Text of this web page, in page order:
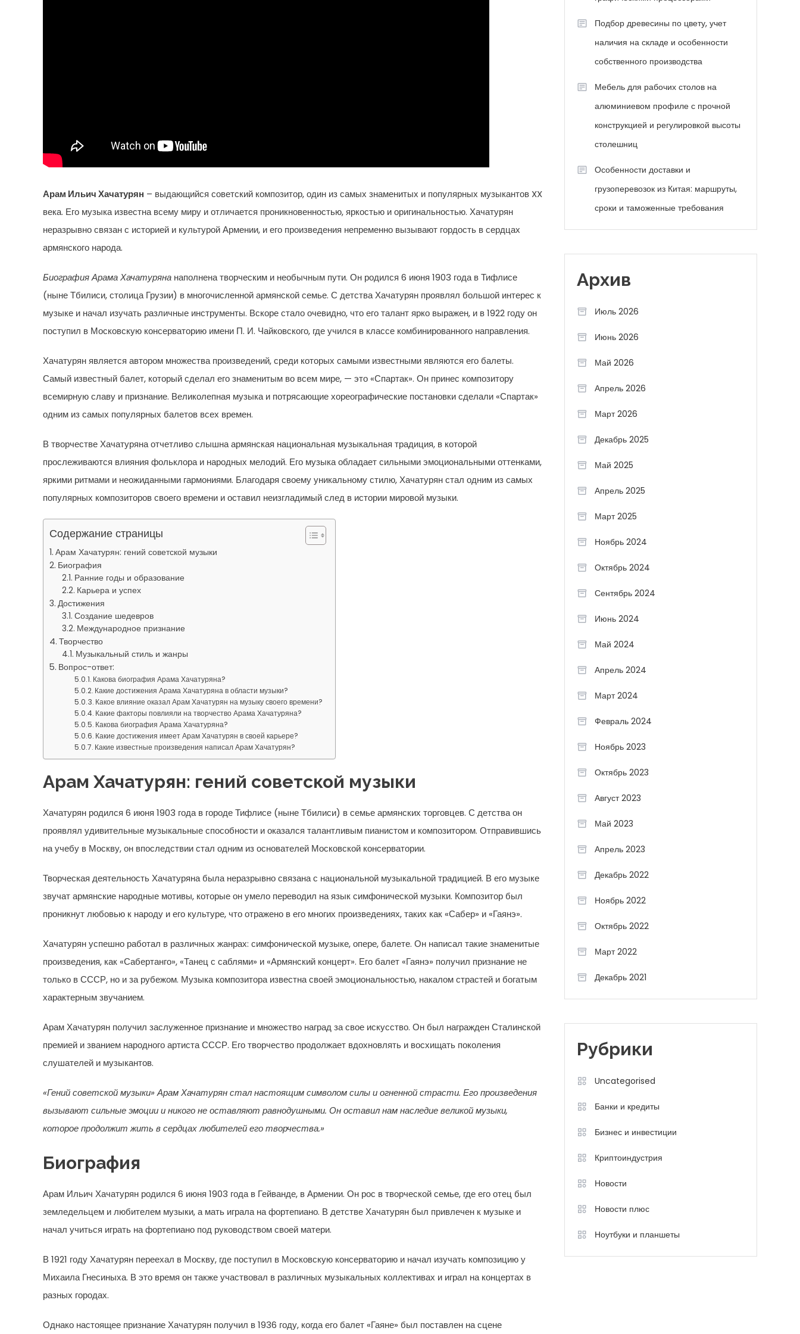
Арам Ильич Хачатурян – выдающийся советский композитор, один из самых знаменитых и популярных музыкантов XX
века. Его музыка известна всему миру и отличается проникновенностью, яркостью и оригинальностью. Хачатурян
неразрывно связан с историей и культурой Армении, и его произведения непременно вызывают гордость в сердцах
армянского народа.
Биография Арама Хачатуряна наполнена творческим и необычным пути. Он родился 6 июня 1903 года в Тифлисе
(ныне Тбилиси, столица Грузии) в многочисленной армянской семье. С детства Хачатурян проявлял большой интерес к
музыке и начал изучать различные инструменты. Вскоре стало очевидно, что его талант ярко выражен, и в 1922 году он
поступил в Московскую консерваторию имени П. И. Чайковского, где учился в классе комбинированного направления.
Хачатурян является автором множества произведений, среди которых самыми известными являются его балеты.
Самый известный балет, который сделал его знаменитым во всем мире, — это «Спартак». Он принес композитору
всемирную славу и признание. Великолепная музыка и потрясающие хореографические постановки сделали «Спартак»
одним из самых популярных балетов всех времен.
В творчестве Хачатуряна отчетливо слышна армянская национальная музыкальная традиция, в которой
прослеживаются влияния фольклора и народных мелодий. Его музыка обладает сильными эмоциональными оттенками,
яркими ритмами и неожиданными гармониями. Благодаря своему уникальному стилю, Хачатурян стал одним из самых
популярных композиторов своего времени и оставил неизгладимый след в истории мировой музыки.
Содержание страницы
Арам Хачатурян: гений советской музыки
Биография
Ранние годы и образование
Карьера и успех
Достижения
Создание шедевров
Международное признание
Творчество
Музыкальный стиль и жанры
Вопрос-ответ:
Какова биография Арама Хачатуряна?
Какие достижения Арама Хачатуряна в области музыки?
Какое влияние оказал Арам Хачатурян на музыку своего времени?
Какие факторы повлияли на творчество Арама Хачатуряна?
Какова биография Арама Хачатуряна?
Какие достижения имеет Арам Хачатурян в своей карьере?
Какие известные произведения написал Арам Хачатурян?
Арам Хачатурян: гений советской музыки
Хачатурян родился 6 июня 1903 года в городе Тифлисе (ныне Тбилиси) в семье армянских торговцев. С детства он
проявлял удивительные музыкальные способности и оказался талантливым пианистом и композитором. Отправившись
на учебу в Москву, он впоследствии стал одним из основателей Московской консерватории.
Творческая деятельность Хачатуряна была неразрывно связана с национальной музыкальной традицией. В его музыке
звучат армянские народные мотивы, которые он умело переводил на язык симфонической музыки. Композитор был
проникнут любовью к народу и его культуре, что отражено в его многих произведениях, таких как «Сабер» и «Гаянэ».
Хачатурян успешно работал в различных жанрах: симфонической музыке, опере, балете. Он написал такие знаменитые
произведения, как «Сабертанго», «Танец с саблями» и «Армянский концерт». Его балет «Гаянэ» получил признание не
только в СССР, но и за рубежом. Музыка композитора известна своей эмоциональностью, накалом страстей и богатым
характерным звучанием.
Арам Хачатурян получил заслуженное признание и множество наград за свое искусство. Он был награжден Сталинской
премией и званием народного артиста СССР. Его творчество продолжает вдохновлять и восхищать поколения
слушателей и музыкантов.
«Гений советской музыки» Арам Хачатурян стал настоящим символом силы и огненной страсти. Его произведения
вызывают сильные эмоции и никого не оставляют равнодушными. Он оставил нам наследие великой музыки,
которое продолжит жить в сердцах любителей его творчества.»
Биография
Арам Ильич Хачатурян родился 6 июня 1903 года в Гейванде, в Армении. Он рос в творческой семье, где его отец был
земледельцем и любителем музыки, а мать играла на фортепиано. В детстве Хачатурян был привлечен к музыке и
начал учиться играть на фортепиано под руководством своей матери.
В 1921 году Хачатурян переехал в Москву, где поступил в Московскую консерваторию и начал изучать композицию у
Михаила Гнесиныха. В это время он также участвовал в различных музыкальных коллективах и играл на концертах в
разных городах.
Однако настоящее признание Хачатурян получил в 1936 году, когда его балет «Гаяне» был поставлен на сцене
Подбор древесины по цвету, учет
наличия на складе и особенности
собственного производства
Мебель для рабочих столов на
алюминиевом профиле с прочной
конструкцией и регулировкой высоты
столешниц
Особенности доставки и
грузоперевозок из Китая: маршруты,
сроки и таможенные требования
Архив
Июль 2026
Июнь 2026
Май 2026
Апрель 2026
Март 2026
Декабрь 2025
Май 2025
Апрель 2025
Март 2025
Ноябрь 2024
Октябрь 2024
Сентябрь 2024
Июнь 2024
Май 2024
Апрель 2024
Март 2024
Февраль 2024
Ноябрь 2023
Октябрь 2023
Август 2023
Май 2023
Апрель 2023
Декабрь 2022
Ноябрь 2022
Октябрь 2022
Март 2022
Декабрь 2021
Рубрики
Uncategorised
Банки и кредиты
Бизнес и инвестиции
Криптоиндустрия
Новости
Новости плюс
Ноутбуки и планшеты